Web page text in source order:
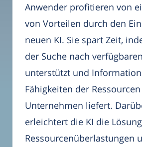
Anwender profitieren von
von Vorteilen durch den
neuen KI. Sie spart Zeit,
der Suche nach
unterstützt und
Fähigkeiten der
Unternehmen liefert.
erleichtert die KI die
Ressourcenüberlastungen